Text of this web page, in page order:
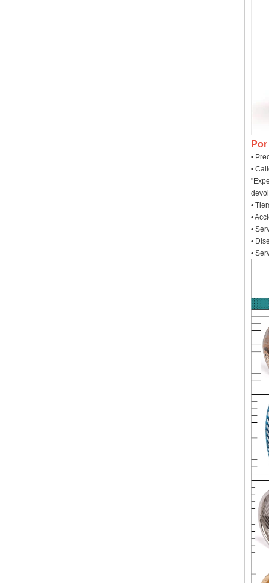
•
•
•
•
•
•
•